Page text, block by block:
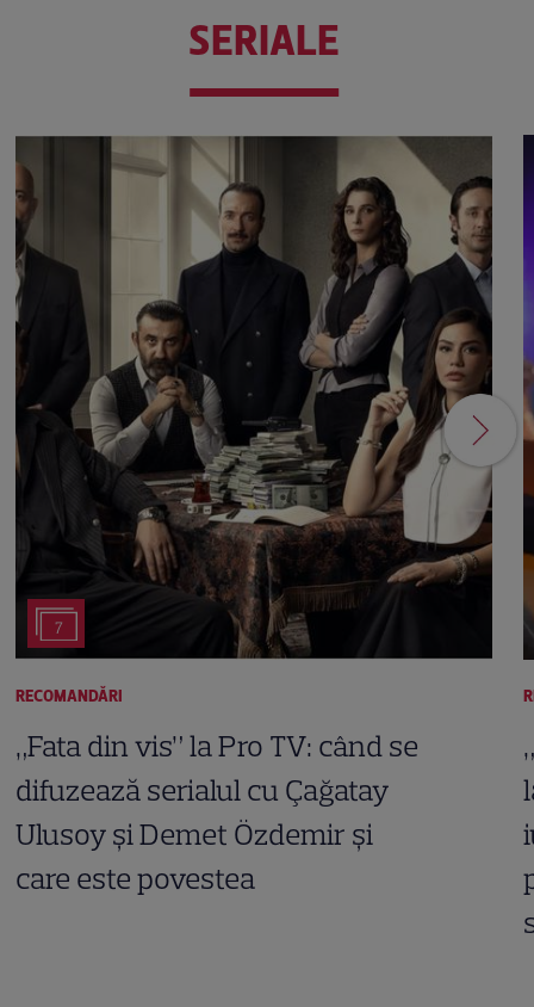
SERIALE
7
RECOMANDĂRI
„Fata din vis” la Pro TV: când se
difuzează serialul cu Çağatay
Ulusoy și Demet Özdemir și
care este povestea